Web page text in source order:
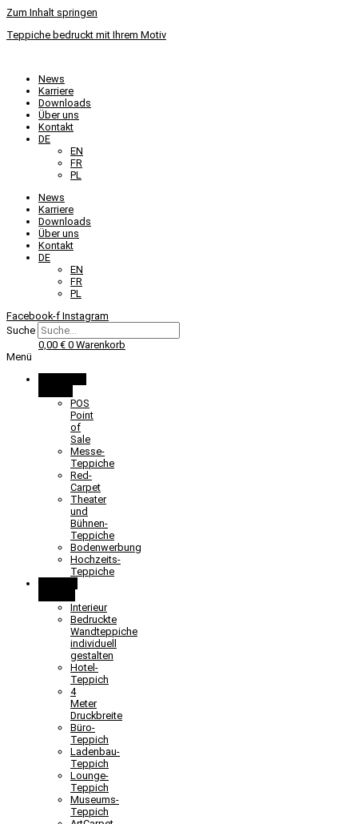
Zum Inhalt springen
Teppiche bedruckt mit Ihrem Motiv
News
Karriere
Downloads
Über uns
Kontakt
DE
EN
FR
PL
News
Karriere
Downloads
Über uns
Kontakt
DE
EN
FR
PL
Facebook-f Instagram
Suche
0,00 € 0 Warenkorb
Menü
POS
Point
of
Sale
Messe-
Teppiche
Red-
Carpet
Theater
und
Bühnen-
Teppiche
Bodenwerbung
Hochzeits-
Teppiche
Interieur
Bedruckte
Wandteppiche
individuell
gestalten
Hotel-
Teppich
4
Meter
Druckbreite
Büro-
Teppich
Ladenbau-
Teppich
Lounge-
Teppich
Museums-
Teppich